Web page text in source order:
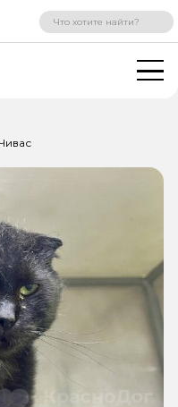
ВХОД РЕГИСТРАЦИЯ